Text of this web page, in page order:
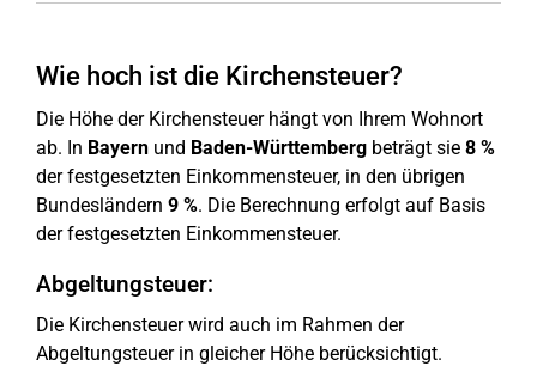
Wie hoch ist die Kirchensteuer?
Die Höhe der Kirchensteuer hängt von Ihrem Wohnort
ab. In Bayern und Baden-Württemberg beträgt sie 8 %
der festgesetzten Einkommensteuer, in den übrigen
Bundesländern 9 %. Die Berechnung erfolgt auf Basis
der festgesetzten Einkommensteuer.
Abgeltungsteuer:
Die Kirchensteuer wird auch im Rahmen der
Abgeltungsteuer in gleicher Höhe berücksichtigt.